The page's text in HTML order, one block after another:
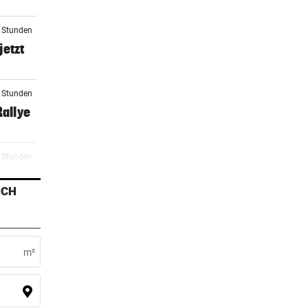
Stunden
m²